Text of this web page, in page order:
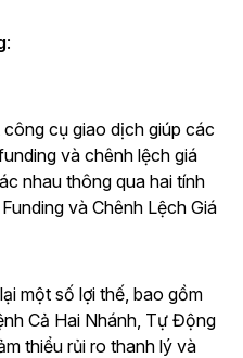
:
cụ giao dịch giúp các
và chênh lệch giá
nhau thông qua hai tính
và Chênh Lệch Giá
một số lợi thế, bao gồm
Cả Hai Nhánh, Tự Động
thiểu rủi ro thanh lý và